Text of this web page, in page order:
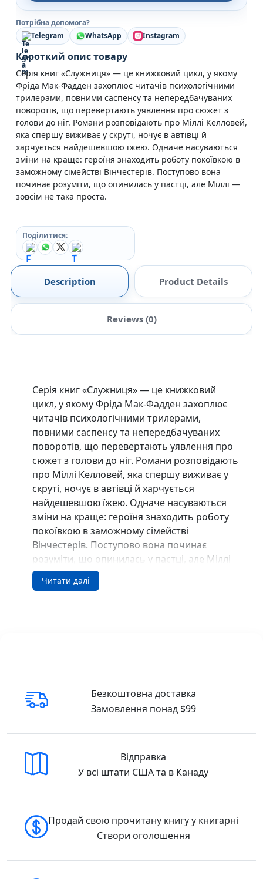
Потрібна допомога?
Telegram
WhatsApp Instagram
Короткий опис товару
Серія книг «Служниця» — це книжковий цикл, у якому
Фріда Мак-Фадден захоплює читачів психологічними
трилерами, повними саспенсу та непередбачуваних
поворотів, що перевертають уявлення про сюжет з
голови до ніг. Романи розповідають про Міллі Келловей,
яка спершу виживає у скруті, ночує в автівці й
харчується найдешевшою їжею. Одначе насуваються
зміни на краще: героїня знаходить роботу покоївкою в
заможному сімействі Вінчестерів. Поступово вона
починає розуміти, що опинилась у пастці, але Міллі —
зовсім не така проста.
Поділитися:
Description Product Details
Reviews (0)
Серія книг «Служниця» — це книжковий
цикл, у якому Фріда Мак-Фадден захоплює
читачів психологічними трилерами,
повними саспенсу та непередбачуваних
поворотів, що перевертають уявлення про
сюжет з голови до ніг. Романи розповідають
про Міллі Келловей, яка спершу виживає у
скруті, ночує в автівці й харчується
найдешевшою їжею. Одначе насуваються
зміни на краще: героїня знаходить роботу
покоївкою в заможному сімействі
Вінчестерів. Поступово вона починає
розуміти, що опинилась у пастці, але Міллі
— зовсім не така проста.
🇨🇦 Buy in Canada
Читати далі
Безкоштовна доставка
Замовлення понад $99
Відправка
У всі штати США та в Канаду
Продай свою прочитану книгу у книгарні
Створи оголошення